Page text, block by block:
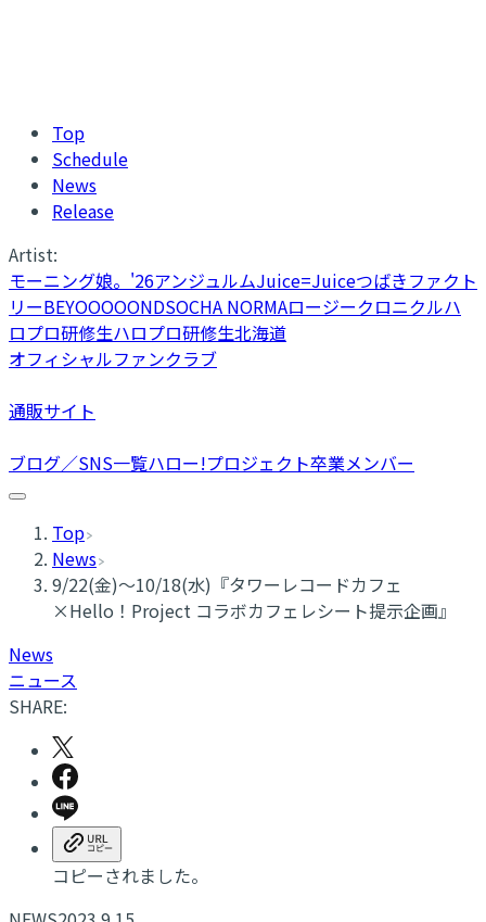
Top
Schedule
News
Release
Artist:
モーニング娘。'26アンジュルムJuice=Juiceつばきファクト
リーBEYOOOOONDSOCHA NORMAロージークロニクルハ
ロプロ研修生ハロプロ研修生北海道
オフィシャルファンクラブ
通販サイト
ブログ／SNS一覧ハロー!プロジェクト卒業メンバー
Top
News
9/22(金)～10/18(水)『タワーレコードカフェ
×Hello！Project コラボカフェレシート提示企画』
News
ニュース
SHARE:
コピーされました。